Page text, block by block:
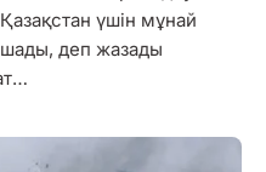
үшін мұнай
деп жазады